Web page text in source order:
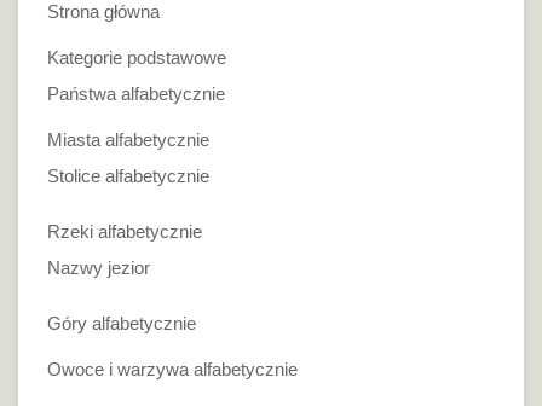
Strona główna
Kategorie podstawowe
Państwa alfabetycznie
Miasta alfabetycznie
Stolice alfabetycznie
Rzeki alfabetycznie
Nazwy jezior
Góry alfabetycznie
Owoce i warzywa alfabetycznie